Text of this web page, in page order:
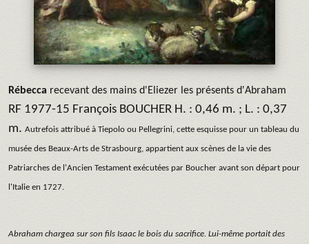
Rébecca recevant des mains d'Eliezer les présents d'Abraham
RF 1977-15 François BOUCHER H. : 0,46 m. ; L. : 0,37
m. Autrefois attribué à Tiepolo ou Pellegrini, cette esquisse pour un tableau du
musée des Beaux-Arts de Strasbourg, appartient aux scènes de la vie des
Patriarches de l'Ancien Testament exécutées par Boucher avant son départ pour
l'Italie en 1727.
Abraham chargea sur son fils Isaac le bois du sacrifice. Lui-même portait des